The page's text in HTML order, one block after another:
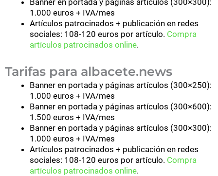
Banner en portada y páginas artículos (300×300):
1.000 euros + IVA/mes
Artículos patrocinados + publicación en redes
sociales: 108-120 euros por artículo. Compra
artículos patrocinados online.
Tarifas para albacete.news
Banner en portada y páginas artículos (300×250):
1.000 euros + IVA/mes
Banner en portada y páginas artículos (300×600):
1.500 euros + IVA/mes
Banner en portada y páginas artículos (300×300):
1.000 euros + IVA/mes
Artículos patrocinados + publicación en redes
sociales: 108-120 euros por artículo. Compra
artículos patrocinados online.